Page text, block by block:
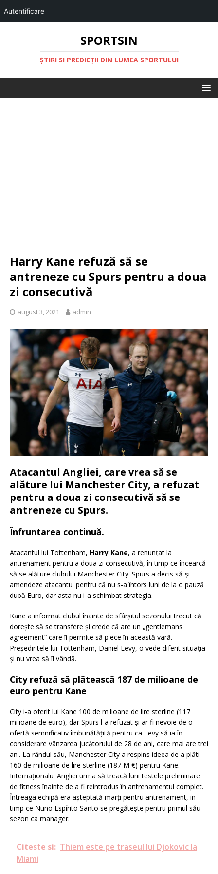
Autentificare
SPORTSIN
ŞTIRI SI PREDICŢII DIN LUMEA SPORTULUI
Harry Kane refuză să se
antreneze cu Spurs pentru a doua
zi consecutivă
august 3, 2021 admin
Atacantul Angliei, care vrea să se
alăture lui Manchester City, a refuzat
pentru a doua zi consecutivă să se
antreneze cu Spurs.
Înfruntarea continuă.
Atacantul lui Tottenham, Harry Kane, a renunțat la
antrenament pentru a doua zi consecutivă, în timp ce încearcă
să se alăture clubului Manchester City. Spurs a decis să-și
amendeze atacantul pentru că nu s-a întors luni de la o pauză
după Euro, dar asta nu i-a schimbat strategia.
Kane a informat clubul înainte de sfârșitul sezonului trecut că
dorește să se transfere și crede că are un „gentlemans
agreement” care îi permite să plece în această vară.
Președintele lui Tottenham, Daniel Levy, o vede diferit situația
și nu vrea să îl vândă.
City refuză să plătească 187 de milioane de
euro pentru Kane
City i-a oferit lui Kane 100 de milioane de lire sterline (117
milioane de euro), dar Spurs l-a refuzat și ar fi nevoie de o
ofertă semnificativ îmbunătățită pentru ca Levy să ia în
considerare vânzarea jucătorului de 28 de ani, care mai are trei
ani. La rândul său, Manchester City a respins ideea de a plăti
160 de milioane de lire sterline (187 M €) pentru Kane.
Internaționalul Angliei urma să treacă luni testele preliminare
de fitness înainte de a fi reintrodus în antrenamentul complet.
Întreaga echipă era așteptată marți pentru antrenament, în
timp ce Nuno Espírito Santo se pregătește pentru primul său
sezon ca manager.
Citeste si: Thiem este pe traseul lui Djokovic la
Miami